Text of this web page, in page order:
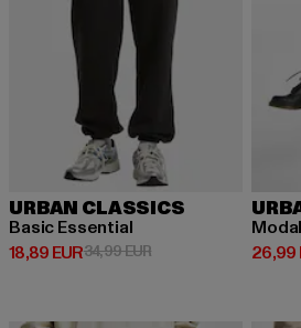
URBAN CLASSICS
Basic Essential
18,89 EUR
Derzeitiger Preis: 18,89 EUR
34,99 EURAktionspreis: 34,99
Modal
26,99